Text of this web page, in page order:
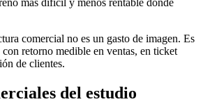
más difícil y menos rentable donde
comercial no es un gasto de imagen. Es
retorno medible en ventas, en ticket
de clientes.
del estudio